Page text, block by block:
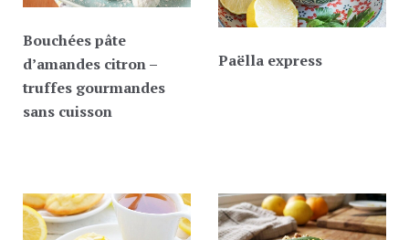
Bouchées pâte
d’amandes citron –
truffes gourmandes
sans cuisson
Paëlla express